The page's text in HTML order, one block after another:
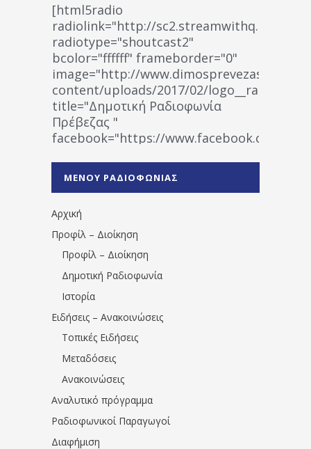
[html5radio
radiolink="http://
radiotype="shoutcast2"
bcolor="ffffff" frameborder="0"
image="http://www.dimosprevezas.gr/wp-
content/uploads/2017/02/
title="Δημοτική Ραδιοφωνία
Πρέβεζας "
facebook="https://www.facebook.com/
1531194763766854/" artist="" ]
ΜΕΝΟΥ ΡΑΔΙΟΦΩΝΙΑΣ
Αρχική
Προφίλ – Διοίκηση
Προφίλ – Διοίκηση
Δημοτική Ραδιοφωνία
Ιστορία
Ειδήσεις – Ανακοινώσεις
Τοπικές Ειδήσεις
Μεταδόσεις
Ανακοινώσεις
Αναλυτικό πρόγραμμα
Ραδιοφωνικοί Παραγωγοί
Διαφήμιση